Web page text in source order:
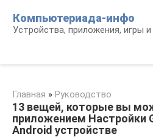
контенту
Компьютериада-инфо
Устройства, приложения, игры
Главная » Руководство
13 вещей, которые вы
приложением Настройки
Android устройстве